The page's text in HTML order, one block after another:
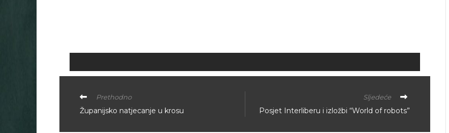
Prethodno
Županijsko natjecanje u krosu
Sljedeće
Posjet Interliberu i izložbi “World of robots”